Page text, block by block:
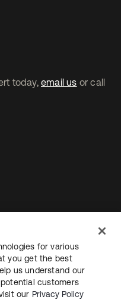
today, email us or call
geöffnet
geöffnet
Sicherheit
for various
you get the best
us understand our
customers
our Privacy Policy